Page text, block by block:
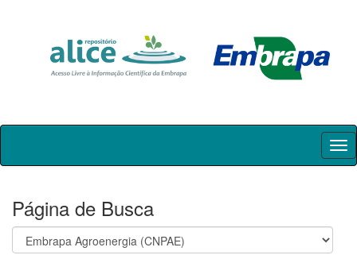
Skip
Página de Busca